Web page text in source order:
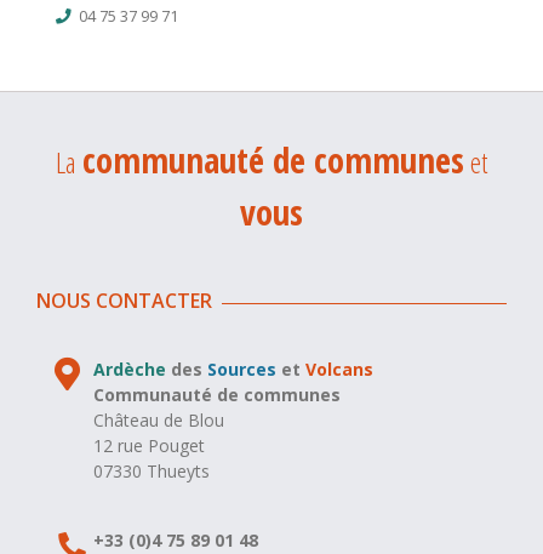
04 75 37 99 71
La communauté de communeset
vous
NOUS CONTACTER
Ardèche des Sources etVolcans
Communauté de communes
Château de Blou
12 rue Pouget
07330 Thueyts
+33 (0)4 75 89 01 48